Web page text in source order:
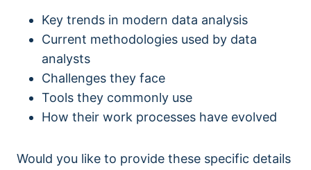
Key trends in modern data analysis
Current methodologies used by data
analysts
Challenges they face
Tools they commonly use
How their work processes have evolved
Would you like to provide these specific details